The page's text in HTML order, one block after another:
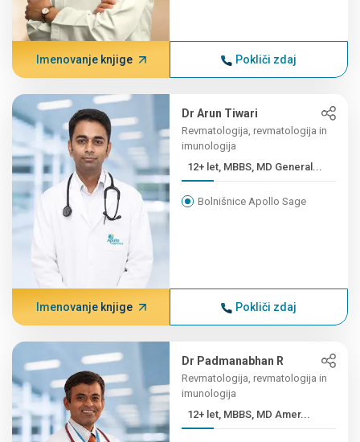
Imenovanje knjige Pokliči zdaj
Dr Arun Tiwari
Revmatologija, revmatologija in
imunologija
12+ let, MBBS, MD General...
Bolnišnice Apollo Sage
Imenovanje knjige Pokliči zdaj
Dr Padmanabhan R
Revmatologija, revmatologija in
imunologija
12+ let, MBBS, MD Amer...